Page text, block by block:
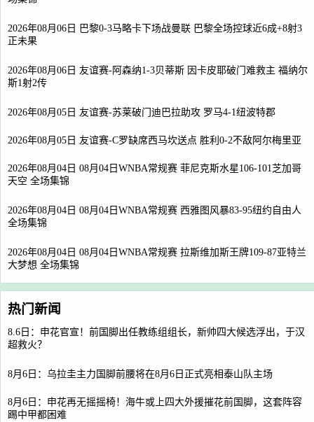
2026年08月06日 巴黎0-3马略卡下场战曼联 巴黎全场控球近6成+8射3
正未果
2026年08月06日 友谊赛-阿森纳1-3贝蒂斯 因卡皮耶破门难救主 福纳尔
斯1射2传
2026年08月05日 友谊赛-苏莱破门迪巴拉助攻 罗马4-1纽波特郡
2026年08月05日 友谊赛-C罗缺席西马坎送点 胜利0-2不敌阿尔梅里亚
2026年08月04日 08月04日WNBA常规赛 菲尼克斯水星106-101芝加哥
天空 全场集锦
2026年08月04日 08月04日WNBA常规赛 西雅图风暴83-95纽约自由人
全场集锦
2026年08月04日 08月04日WNBA常规赛 拉斯维加斯王牌109-87亚特兰
大梦想 全场集锦
热门新闻
8.6日：申花官宣！前国脚出任教练组组长，新帅四大候选浮出，于汉
超救火？
8月6日：乌拉圭主力国脚前腰将在8月6日正式亮相泰山队主场
8月6日：申花再无摇摇椅！海牛或上四大外援摧花前国脚，这套阵容
踢中甲都困难